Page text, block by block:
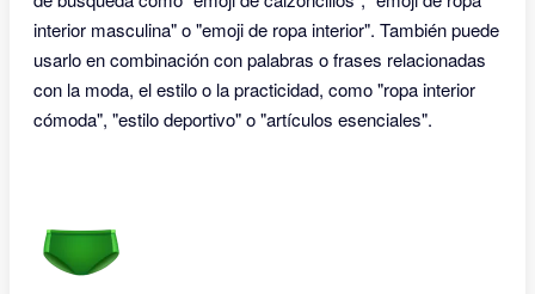
interior masculina" o "emoji de ropa interior". También puede
usarlo en combinación con palabras o frases relacionadas
con la moda, el estilo o la practicidad, como "ropa interior
cómoda", "estilo deportivo" o "artículos esenciales".